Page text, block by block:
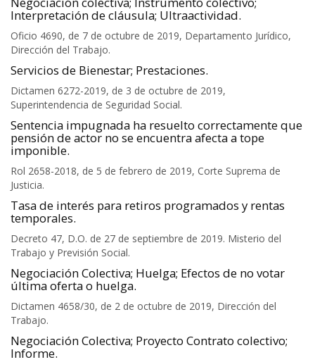
Interpretación de cláusula; Ultraactividad.
Oficio 4690, de 7 de octubre de 2019, Departamento Jurídico,
Dirección del Trabajo.
Servicios de Bienestar; Prestaciones.
Dictamen 6272-2019, de 3 de octubre de 2019,
Superintendencia de Seguridad Social.
Sentencia impugnada ha resuelto correctamente que
pensión de actor no se encuentra afecta a tope
imponible.
Rol 2658-2018, de 5 de febrero de 2019, Corte Suprema de
Justicia.
Tasa de interés para retiros programados y rentas
temporales.
Decreto 47, D.O. de 27 de septiembre de 2019. Misterio del
Trabajo y Previsión Social.
Negociación Colectiva; Huelga; Efectos de no votar
última oferta o huelga.
Dictamen 4658/30, de 2 de octubre de 2019, Dirección del
Trabajo.
Negociación Colectiva; Proyecto Contrato colectivo;
Informe.